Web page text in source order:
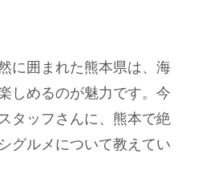
に囲まれた熊本県は、海
しめるのが魅力です。今
タッフさんに、熊本で絶
グルメについて教えてい